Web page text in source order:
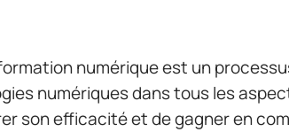
numérique est un
numériques dans tous les
son efficacité et de gagner en